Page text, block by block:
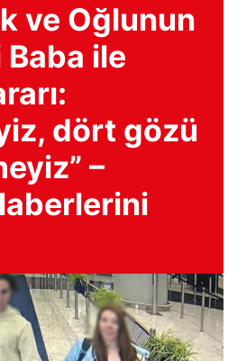
ve Oğlunun
Baba ile
dört gözü
–